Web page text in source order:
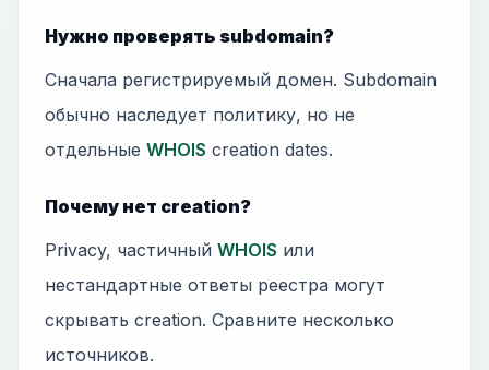
Нужно проверять subdomain?
Сначала регистрируемый домен. Subdomain
обычно наследует политику, но не
отдельные WHOIS creation dates.
Почему нет creation?
Privacy, частичный WHOIS или
нестандартные ответы реестра могут
скрывать creation. Сравните несколько
источников.